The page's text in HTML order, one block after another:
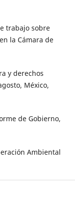
trabajo sobre
la Cámara de
y derechos
México,
de Gobierno,
Ambiental